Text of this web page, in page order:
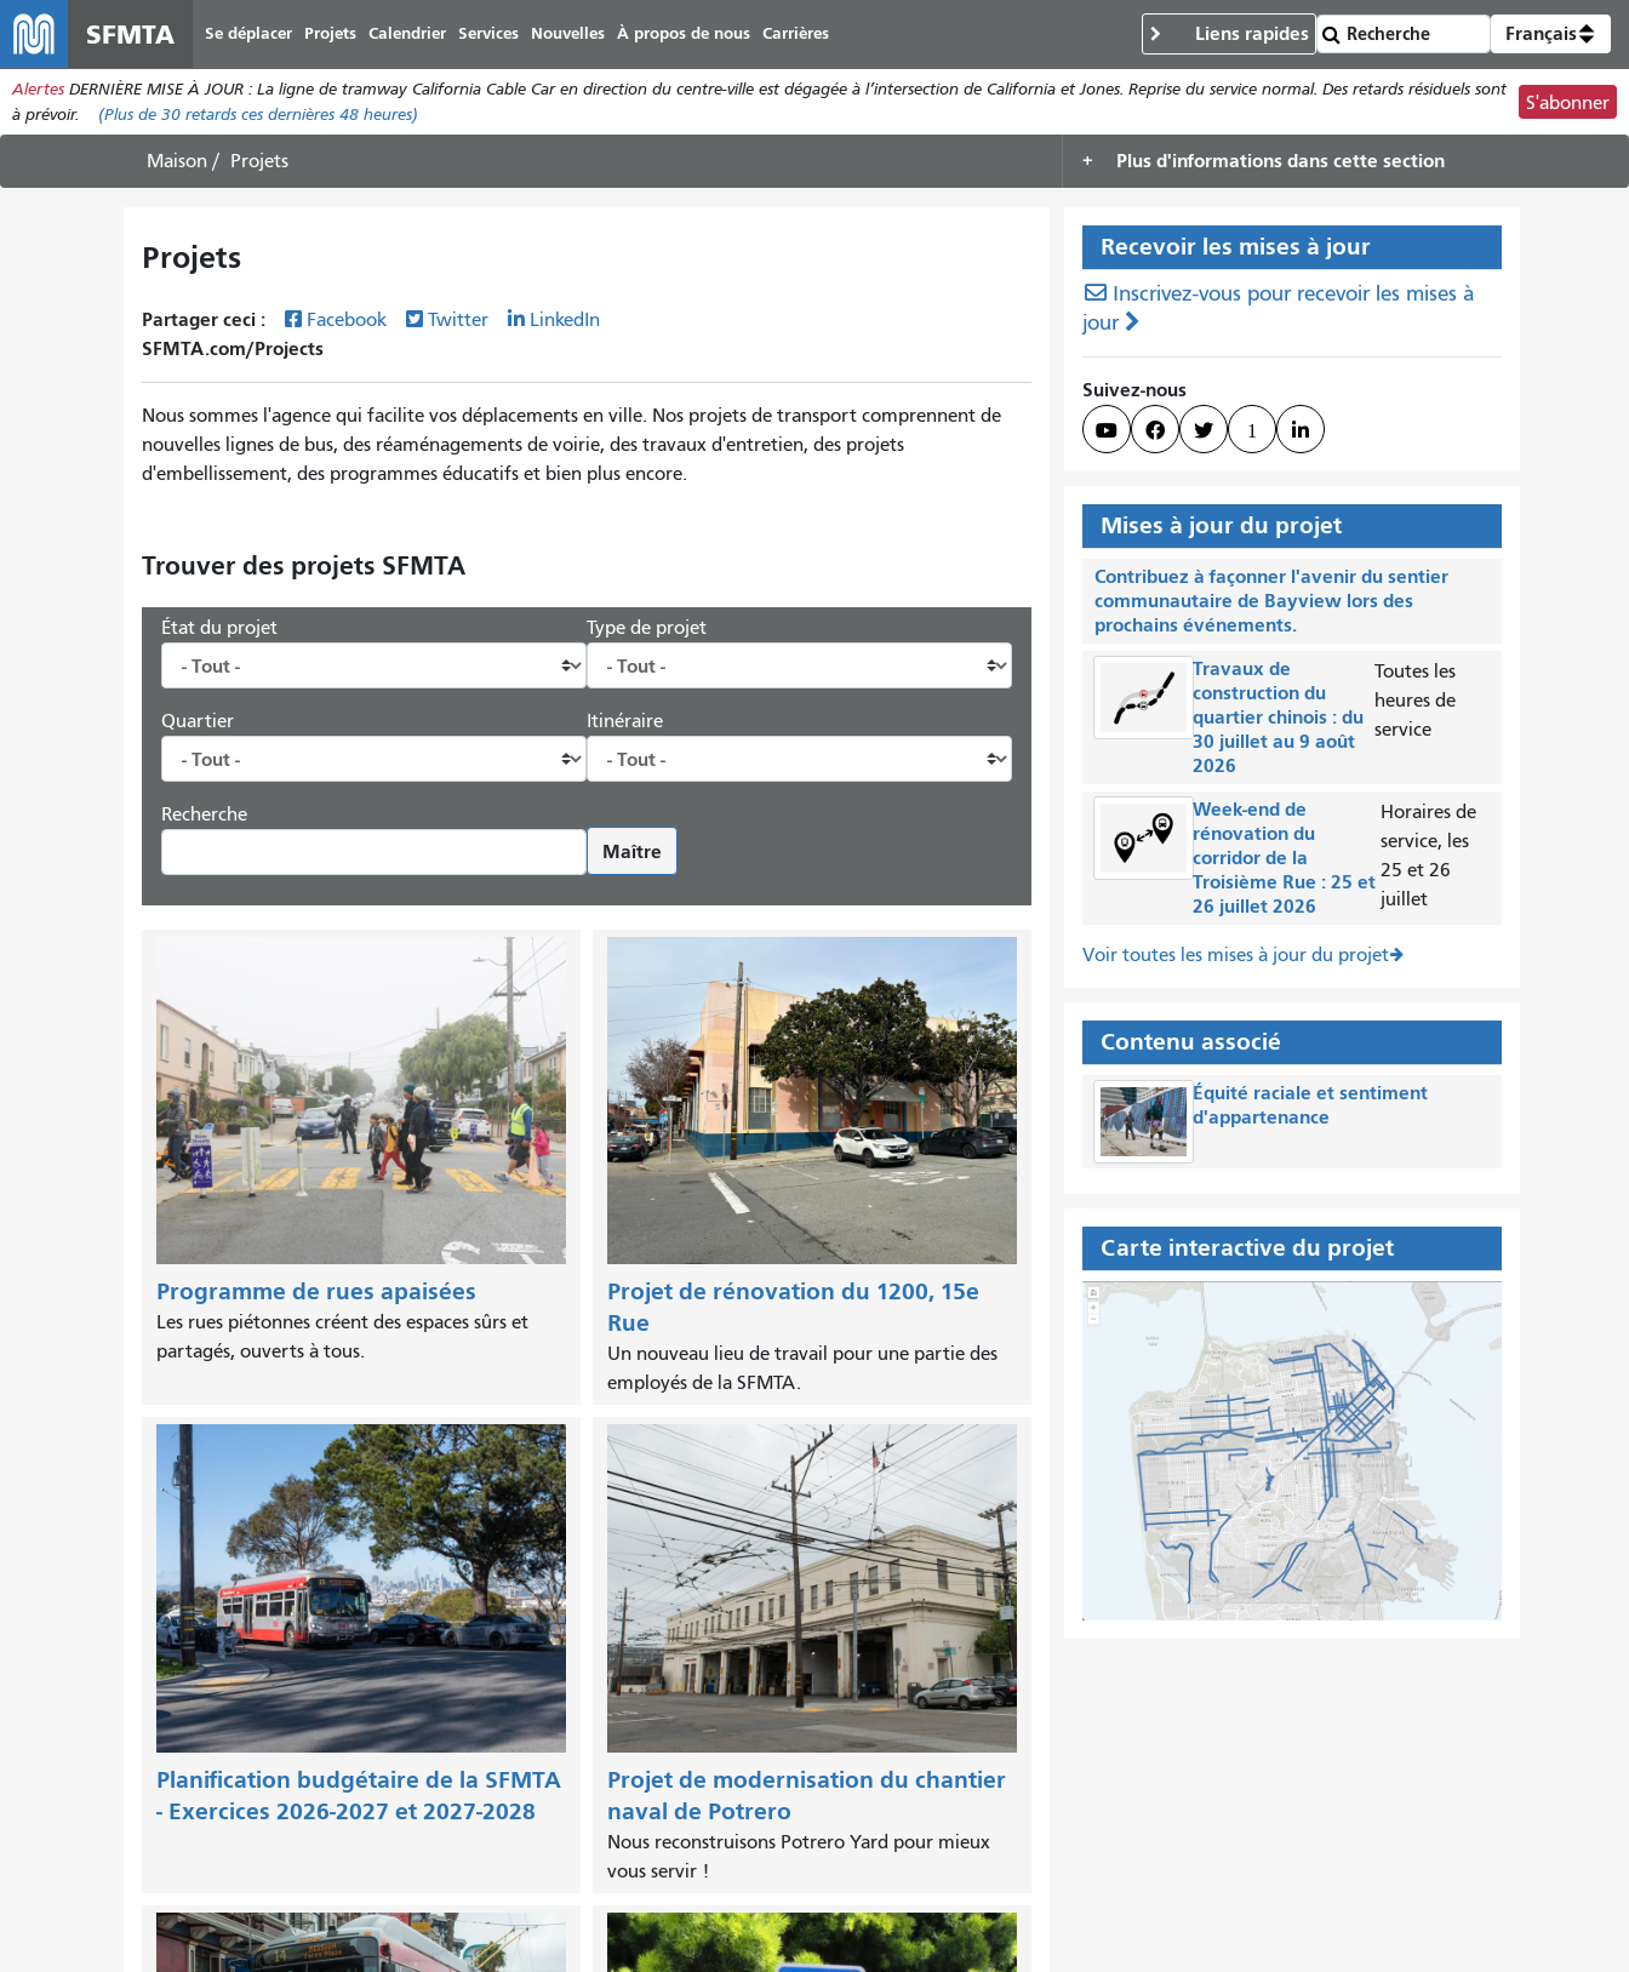
au
contenu
principal
SFMTA Se déplacer Projets Calendrier Services Nouvelles À propos de nous Carrières Liens rapides Français
Alertes DERNIÈRE MISE À JOUR : La ligne de tramway California Cable Car en direction du centre-ville est dégagée à l’intersection de California et Jones. Reprise du service normal. Des retards résiduels sont
à prévoir.
(Plus de 30 retards ces dernières 48 heures)
S'abonner
Maison Projets Plus d'informations dans cette section
Projets
Partager ceci : Facebook Twitter LinkedIn
SFMTA.com/Projects
Nous sommes l'agence qui facilite vos déplacements en ville. Nos projets de transport comprennent de
nouvelles lignes de bus, des réaménagements de voirie, des travaux d'entretien, des projets
d'embellissement, des programmes éducatifs et bien plus encore.
Trouver des projets SFMTA
État du projet Type de projet
Quartier Itinéraire
Recherche
Maître
Programme de rues apaisées
Les rues piétonnes créent des espaces sûrs et
partagés, ouverts à tous.
Projet de rénovation du 1200, 15e
Rue
Un nouveau lieu de travail pour une partie des
employés de la SFMTA.
Planification budgétaire de la SFMTA
- Exercices 2026-2027 et 2027-2028
Projet de modernisation du chantier
naval de Potrero
Nous reconstruisons Potrero Yard pour mieux
vous servir !
Recevoir les mises à jour
Inscrivez-vous pour recevoir les mises à
jour
Suivez-nous
   1 
Mises à jour du projet
Contribuez à façonner l'avenir du sentier
communautaire de Bayview lors des
prochains événements.
Travaux de
construction du
quartier chinois : du
30 juillet au 9 août
2026
Toutes les
heures de
service
Week-end de
rénovation du
corridor de la
Troisième Rue : 25 et
26 juillet 2026
Horaires de
service, les
25 et 26
juillet
Voir toutes les mises à jour du projet
Contenu associé
Équité raciale et sentiment
d'appartenance
Carte interactive du projet